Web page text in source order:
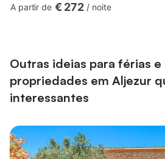
diferentes zonas de frio exteriores e
A partir de € 272 / noite
Outras ideias para férias
propriedades em Aljezur
interessantes